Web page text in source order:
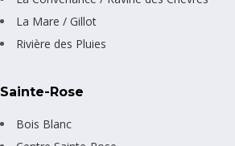
La Mare / Gillot
Rivière des Pluies
Sainte-Rose
Bois Blanc